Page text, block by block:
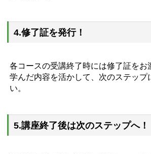
4.修了証を発行！
各コースの受講終了時には修了証をお
学んだ内容を活かして、次のステップ
い。
5.講座終了後は次のステップへ！